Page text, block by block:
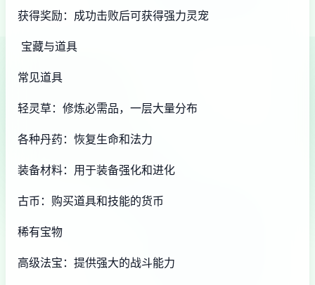
获得奖励：成功击败后可获得强力灵宠
宝藏与道具
常见道具
轻灵草：修炼必需品，一层大量分布
各种丹药：恢复生命和法力
装备材料：用于装备强化和进化
古币：购买道具和技能的货币
稀有宝物
高级法宝：提供强大的战斗能力